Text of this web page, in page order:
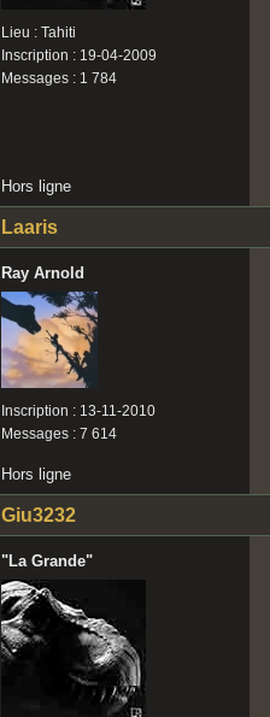
Lieu : Tahiti
Inscription : 19-04-2009
Messages : 1 784
Hors ligne
Laaris
Ray Arnold
Inscription : 13-11-2010
Messages : 7 614
Hors ligne
Giu3232
"La Grande"